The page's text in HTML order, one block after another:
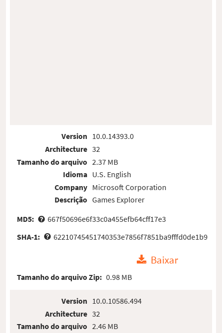
Version
Architecture
Tamanho do arquivo
Idioma
Company
Descrição
10.0.14393.0
32
2.37 MB
U.S. English
Microsoft Corporation
Games Explorer
MD5:
667f50696e6f33c0a455efb64cff17e3
SHA-1:
62210745451740353e7856f7851ba9fffd0de1b9
Baixar
Tamanho do arquivo Zip: 0.98 MB
Version
Architecture
Tamanho do arquivo
10.0.10586.494
32
2.46 MB